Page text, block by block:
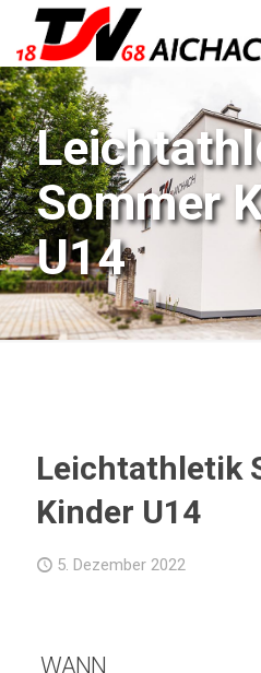
Sommer
U14
Leichtathletik
Kinder U14
5. Dezember 2022
WANN